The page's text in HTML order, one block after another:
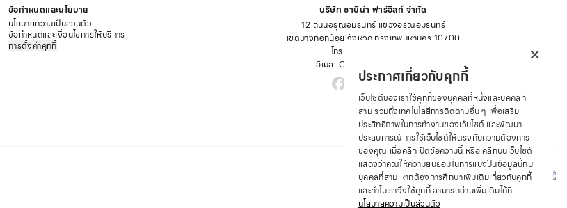
ข้อกำหนดและนโยบาย
นโยบายความเป็นส่วนตัว
ข้อกำหนดและเงื่อนไขการให้บริการ
การตั้งค่าคุกกี้
บริษัท ซาบีน่า ฟาร์อีสท์ จำกัด
12 ถนนอรุณอมรินทร์ แขวงอรุณอมรินทร์
เขตบางกอกน้อย จังหวัด กรุงเทพมหานคร 10700
โทร : +66 2 422 9430
อีเมล: CRM@SABINA.CO.TH
© 2026 SABINA.CO.TH ALL RIGHTS RESERVED
×
ประกาศเกี่ยวกับคุกกี้
เว็บไซต์ของเราใช้คุกกี้ของบุคคลที่หนึ่งและบุคคลที่
สาม รวมถึงเทคโนโลยีการติดตามอื่น ๆ เพื่อเสริม
ประสิทธิภาพในการทำงานของเว็บไซต์ และพัฒนา
ประสบการณ์การใช้เว็บไซต์ให้ตรงกับความต้องการ
ของคุณ เมื่อคลิก ปิดข้อความนี้ หรือ คลิกบนเว็บไซต์
แสดงว่าคุณให้ความยินยอมในการแบ่งปันข้อมูลนี้กับ
บุคคลที่สาม หากต้องการศึกษาเพิ่มเติมเกี่ยวกับคุกกี้
และทำไมเราจึงใช้คุกกี้ สามารถอ่านเพิ่มเติมได้ที่
นโยบายความเป็นส่วนตัว